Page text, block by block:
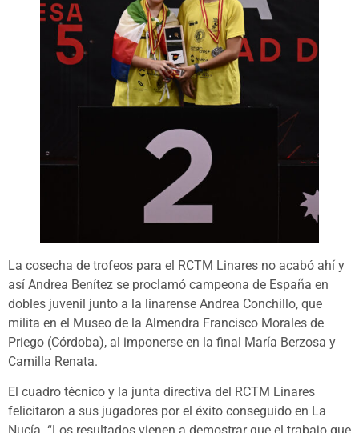
La cosecha de trofeos para el RCTM Linares no acabó ahí y
así Andrea Benítez se proclamó campeona de España en
dobles juvenil junto a la linarense Andrea Conchillo, que
milita en el Museo de la Almendra Francisco Morales de
Priego (Córdoba), al imponerse en la final María Berzosa y
Camilla Renata.
El cuadro técnico y la junta directiva del RCTM Linares
felicitaron a sus jugadores por el éxito conseguido en La